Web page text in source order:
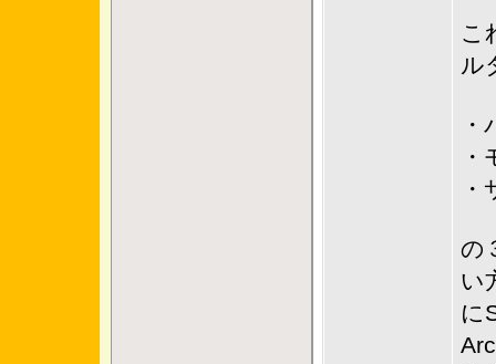
こ
ル
の
い
に